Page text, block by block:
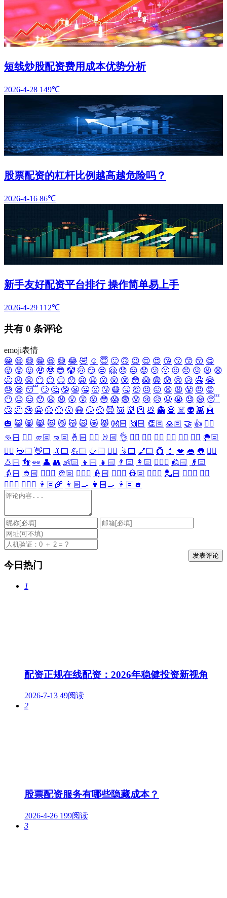
短线炒股配资费用成本优势分析
2026-4-28 149℃
股票配资的杠杆比例越高越危险吗？
2026-4-16 86℃
新手友好配资平台排行 操作简单易上手
2026-4-29 112℃
共有 0 条评论
emoji表情
😀 😃 😄 😁 😆 😅 😂 🤣 ☺️ 😇 🙂 🙃 😉 😌 😍 😘 😗 😙 😚 😋
😜 😝 😛 🤑 🤓 😎 🤡 🤠 😏 😒 🤗 😞 😔 😟 😕 🙁 ☹️ 😣 😖 😫 😩
😤 😠 😡 😶 😐 😑 😯 😦 😧 😮 😲 😵 😳 😱 😨 😰 😢 😥 🤤 😭
😓 😪 😴 🙄 🤔 🤥 😬 🤐 🤢 🤧 😷 🤒 🤕 😣 😖 😫 😩 😤 😠 😡
😶 😐 😑 😯 😦 😧 😮 😲 😵 😳 😱 😨 😰 😢 😥 🤤 😭 😓 😪 😴
🙄 🤔 🤥 😬 🤐 🤢 🤧 😷 🤒 🤕 😈 👿 👹 👺 💩 👻 💀 ☠️ 👽 👾 🤖
🎃 😺 😸 😹 😻 😼 😽 🙀 😿 😾 👐🏻 🙌🏻 👏🏻 🙏🏻 🤝 👍 👎🏻
👊🏻 ✊🏻 🤛🏻 🤜🏻 🤞🏻 ✌🏻 🤘🏻 👌 👈🏻 👉🏻 👆🏻 👇🏻 ☝🏻 ✋🏻 🤚🏻
🖐🏻 🖖🏻 👋🏻 🤙🏻 💪🏻 🖕🏻 ✍🏻 🤳🏻 💅🏻 💍 💄 💋 👄 👅 👂🏻
👃🏻 👣 👀 👤 👥 👶🏻 👦🏻 👧🏻 👨🏻 👩🏻 👱🏻‍♀️ 👱🏻
👴🏻
👵🏻 👲🏻 👳🏻‍♀️ 👳🏻 👮🏻‍♀️ 👮🏻 👷🏻‍♀️ 👷🏻 💂🏻‍♀️ 💂🏻 🕵🏻‍♀️ 🕵🏻
👩🏻‍⚕️ 👨🏻‍⚕️ 👩🏻‍🌾 👩🏻‍🍳 👨🏻‍🍳 👩🏻‍🎓
今日热门
1
配资正规在线配资：2026年稳健投资新视角
2026-7-13 49阅读
2
股票配资服务有哪些隐藏成本？
2026-4-26 199阅读
3